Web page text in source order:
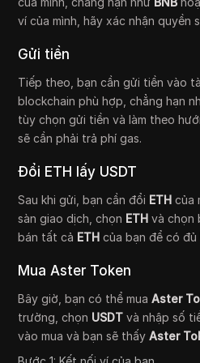
ví của mình, hãy xác nhận quyền
Gửi tiền
Tiếp theo, bạn cần gửi tiền vào
blockchain phù hợp, chẳng hạn
tùy chọn gửi tiền và làm theo
sẽ cần phải trả phí gas.
Đổi ETH lấy USDT
Sau khi gửi, bạn cần đổi ETH của
sàn giao dịch, chọn ETH và chọn
bán tất cả ETH của bạn để có đủ
Mua Aster Token
Bây giờ, bạn có thể muaAster
trường, chọn USDT và nhập số
vào mua và bạn sẽ thấyAster